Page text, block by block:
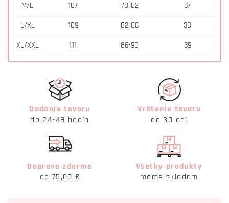
M/L 107 78-82 37
L/XL 109 82-86 38
XL/XXL 111 86-90 39
Dodanie tovaru
do 24-48 hodín
Vrátenie tovaru
do 30 dní
Doprava zdarma
od 75,00 €
Všetky produkty
máme skladom